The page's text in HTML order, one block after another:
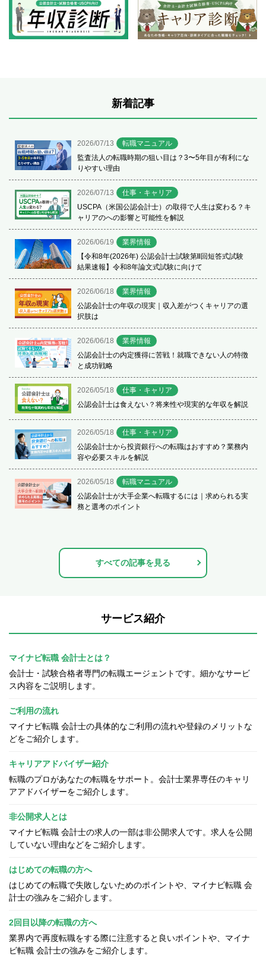
新着記事
2026/07/13
転職マニュアル
監査法人の転職時期の狙い目は？3〜5年目が有利にな
りやすい理由
2026/07/13
仕事・キャリア
USCPA（米国公認会計士）の取得で人生は変わる？キ
ャリアのへの影響と可能性を解説
2026/06/19
業界情報
【令和8年(2026年) 公認会計士試験第Ⅱ回短答式試験
結果速報】令和8年論文式試験に向けて
2026/06/18
業界情報
公認会計士の年収の現実｜収入差がつくキャリアの選
択肢は
2026/06/18
業界情報
公認会計士の内定獲得に苦戦！就職できない人の特徴
と成功戦略
2026/05/18
仕事・キャリア
公認会計士は食えない？将来性や現実的な年収を解説
2026/05/18
仕事・キャリア
公認会計士から投資銀行への転職はおすすめ？業務内
容や必要スキルを解説
2026/05/18
転職マニュアル
公認会計士が大手企業へ転職するには｜求められる実
務と選考のポイント
すべての記事を見る
サービス紹介
マイナビ転職 会計士とは？
会計士・試験合格者専門の転職エージェントです。細かなサービ
ス内容をご説明します。
ご利用の流れ
マイナビ転職 会計士の具体的なご利用の流れや登録のメリットな
どをご紹介します。
キャリアアドバイザー紹介
転職のプロがあなたの転職をサポート。会計士業界専任のキャリ
アアドバイザーをご紹介します。
非公開求人とは
マイナビ転職 会計士の求人の一部は非公開求人です。求人を公開
していない理由などをご紹介します。
はじめての転職の方へ
はじめての転職で失敗しないためのポイントや、マイナビ転職 会
計士の強みをご紹介します。
2回目以降の転職の方へ
業界内で再度転職をする際に注意すると良いポイントや、マイナ
ビ転職 会計士の強みをご紹介します。